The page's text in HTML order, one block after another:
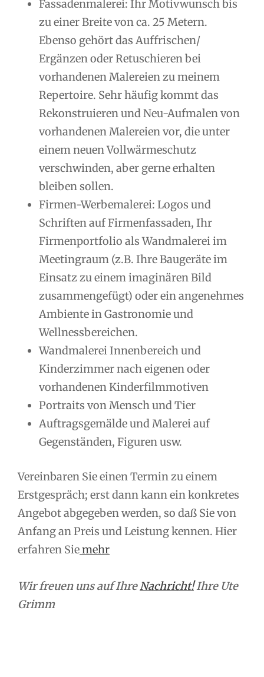
Fassadenmalerei: Ihr Motivwunsch bis
zu einer Breite von ca. 25 Metern.
Ebenso gehört das Auffrischen/
Ergänzen oder Retuschieren bei
vorhandenen Malereien zu meinem
Repertoire. Sehr häufig kommt das
Rekonstruieren und Neu-Aufmalen von
vorhandenen Malereien vor, die unter
einem neuen Vollwärmeschutz
verschwinden, aber gerne erhalten
bleiben sollen.
Firmen-Werbemalerei: Logos und
Schriften auf Firmenfassaden, Ihr
Firmenportfolio als Wandmalerei im
Meetingraum (z.B. Ihre Baugeräte im
Einsatz zu einem imaginären Bild
zusammengefügt) oder ein angenehmes
Ambiente in Gastronomie und
Wellnessbereichen.
Wandmalerei Innenbereich und
Kinderzimmer nach eigenen oder
vorhandenen Kinderfilmmotiven
Portraits von Mensch und Tier
Auftragsgemälde und Malerei auf
Gegenständen, Figuren usw.
Vereinbaren Sie einen Termin zu einem
Erstgespräch; erst dann kann ein konkretes
Angebot abgegeben werden, so daß Sie von
Anfang an Preis und Leistung kennen. Hier
erfahren Siemehr
Wir freuen uns auf IhreNachricht!Ihre Ute
Grimm